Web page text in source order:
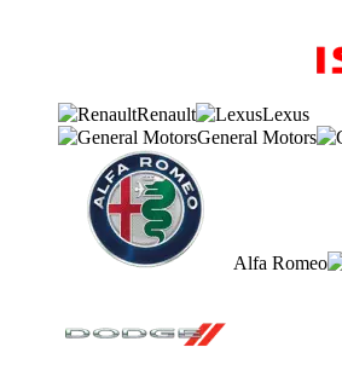
Renault Lexus
General Motors
Alfa Romeo